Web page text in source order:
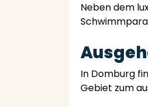
Neben dem
In Domburg
Gebiet zum